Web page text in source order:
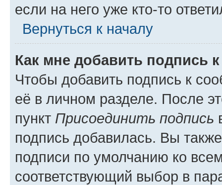
если на него уже кто-то
Вернуться к началу
Как мне добавить подпись
Чтобы добавить подпись к
её в личном разделе. После
пункт Присоединить подпись
подпись добавилась. Вы
подписи по умолчанию ко
соответствующий выбор в